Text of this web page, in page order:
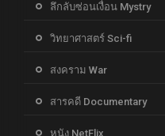
ลึกลับซ่อนเงื่อน Mystry
วิทยาศาสตร์ Sci-fi
สงคราม War
สารคดี Documentary
หนัง NetFlix